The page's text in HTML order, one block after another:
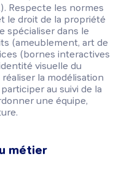
Respecte les normes
le droit de la propriété
spécialiser dans le
(ameublement, art de
(bornes interactives
visuelle du
la modélisation
au suivi de la
une équipe,
métier